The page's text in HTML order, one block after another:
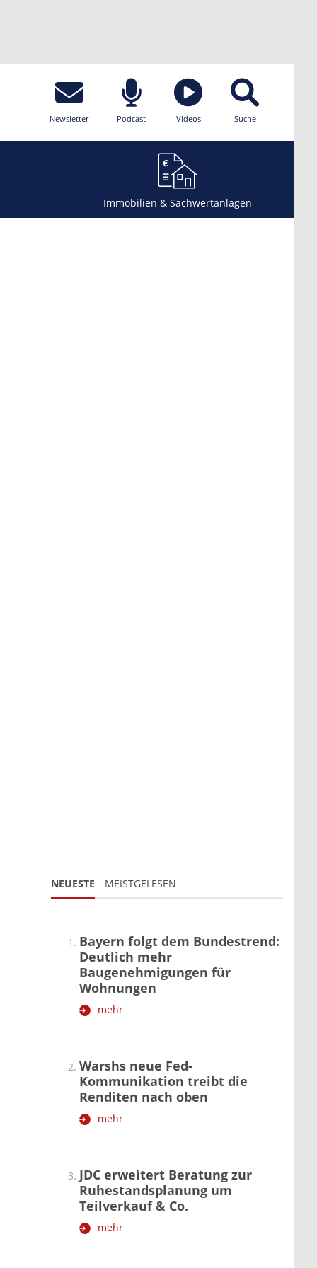
Newsletter Podcast Videos Suche
Immobilien & Sachwertanlagen
NEUESTE MEISTGELESEN
Bayern folgt dem Bundestrend:
Deutlich mehr
Baugenehmigungen für
Wohnungen
mehr
Warshs neue Fed-
Kommunikation treibt die
Renditen nach oben
mehr
JDC erweitert Beratung zur
Ruhestandsplanung um
Teilverkauf & Co.
mehr